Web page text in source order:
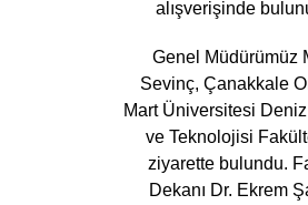
alışverişinde
Genel Müdürümüz
Sevinç, Çanakkale
Mart Üniversitesi
ve Teknolojisi
ziyarette bulundu.
Dekanı Dr. Ekrem